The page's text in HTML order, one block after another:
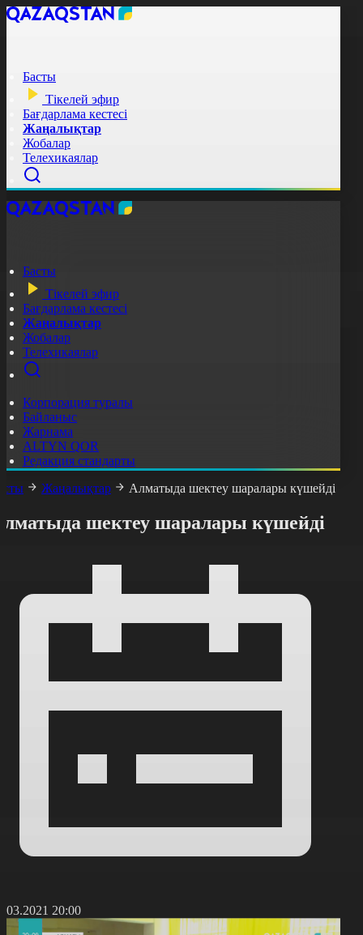
Басты
Тікелей эфир
Бағдарлама кестесі
Жаңалықтар
Жобалар
Телехикаялар
Басты
Тікелей эфир
Бағдарлама кестесі
Жаңалықтар
Жобалар
Телехикаялар
Корпорация туралы
Байланыс
Жарнама
ALTYN QOR
Редакция стандарты
Жаңалықтар Алматыда шектеу шаралары күшейді
шектеу шаралары күшейді
20:00